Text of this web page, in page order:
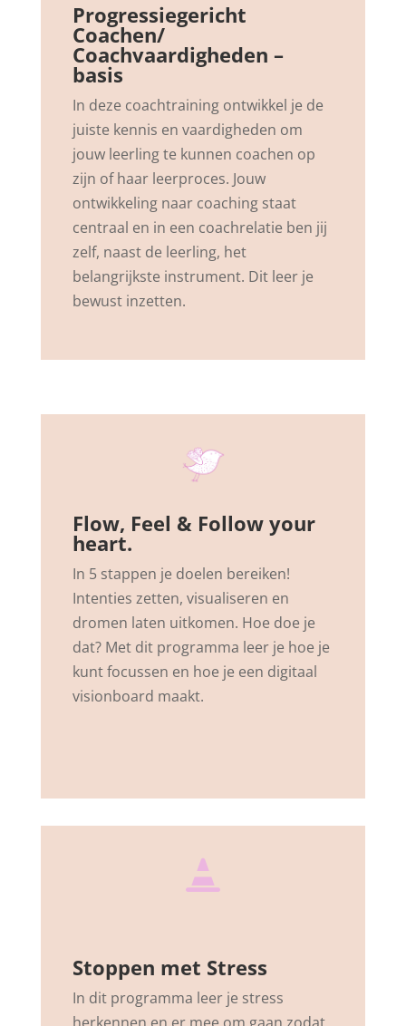
Progressiegericht
Coachen/
Coachvaardigheden –
basis
In deze coachtraining ontwikkel je de
juiste kennis en vaardigheden om
jouw leerling te kunnen coachen op
zijn of haar leerproces. Jouw
ontwikkeling naar coaching staat
centraal en in een coachrelatie ben jij
zelf, naast de leerling, het
belangrijkste instrument. Dit leer je
bewust inzetten.
Flow, Feel & Follow your
heart.
In 5 stappen je doelen bereiken!
Intenties zetten, visualiseren en
dromen laten uitkomen. Hoe doe je
dat? Met dit programma leer je hoe je
kunt focussen en hoe je een digitaal
visionboard maakt.

Stoppen met Stress
In dit programma leer je stress